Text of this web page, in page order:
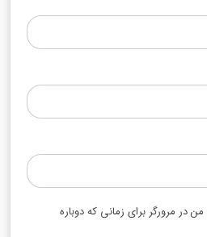
در مرورگر برای زمانی که دوباره